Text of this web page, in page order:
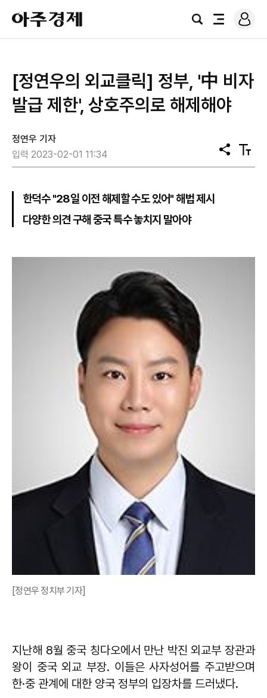
아
주
경
검
전
로
그
[정연우의 외교클릭] 정부, '中 비자
발급 제한', 상호주의로 해제해야
정연우 기자
입력 2023-02-01 11:34
공
유
텍
스
한덕수 "28일 이전 해제할 수도 있어" 해법 제시
다양한 의견 구해 중국 특수 놓치지 말아야
[정연우 정치부 기자]
지난해 8월 중국 칭다오에서 만난 박진 외교부 장관과
왕이 중국 외교 부장. 이들은 사자성어를 주고받으며
한·중 관계에 대한 양국 정부의 입장차를 드러냈다.